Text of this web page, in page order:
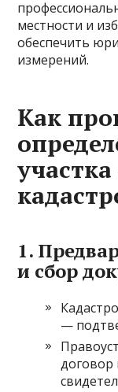
местности и
обеспечить
измерений.
Как
1.
и сбор
—
договор